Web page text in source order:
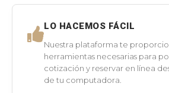
LO HACEMOS FÁCIL
Nuestra plataforma te
herramientas necesarias para
cotización y reservar en línea
de tu computadora.